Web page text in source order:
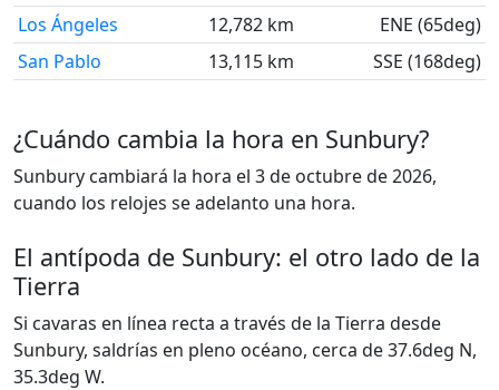
Los Ángeles 12,782 km
ENE (65deg)
San Pablo
13,115 km SSE (168deg)
¿Cuándo cambia la hora en Sunbury?
Sunbury cambiará la hora el 3 de octubre de 2026,
cuando los relojes se adelanto una hora.
El antípoda de Sunbury: el otro lado de la
Tierra
Si cavaras en línea recta a través de la Tierra desde
Sunbury, saldrías en pleno océano, cerca de 37.6deg N,
35.3deg W.